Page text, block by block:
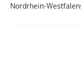
Nordrhein-